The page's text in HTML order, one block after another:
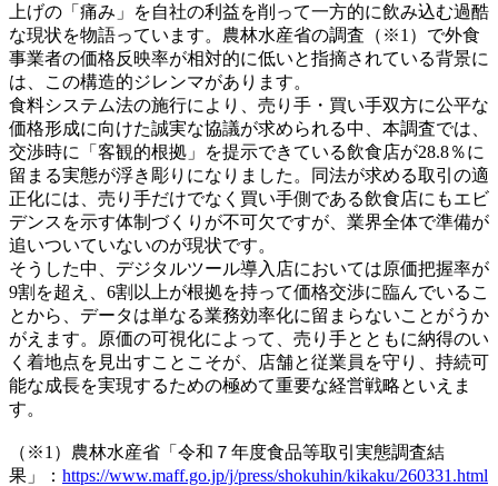
上げの「痛み」を自社の利益を削って一方的に飲み込む過酷
な現状を物語っています。農林水産省の調査（※1）で外食
事業者の価格反映率が相対的に低いと指摘されている背景に
は、この構造的ジレンマがあります。
食料システム法の施行により、売り手・買い手双方に公平な
価格形成に向けた誠実な協議が求められる中、本調査では、
交渉時に「客観的根拠」を提示できている飲食店が28.8％に
留まる実態が浮き彫りになりました。同法が求める取引の適
正化には、売り手だけでなく買い手側である飲食店にもエビ
デンスを示す体制づくりが不可欠ですが、業界全体で準備が
追いついていないのが現状です。
そうした中、デジタルツール導入店においては原価把握率が
9割を超え、6割以上が根拠を持って価格交渉に臨んでいるこ
とから、データは単なる業務効率化に留まらないことがうか
がえます。原価の可視化によって、売り手とともに納得のい
く着地点を見出すことこそが、店舗と従業員を守り、持続可
能な成長を実現するための極めて重要な経営戦略といえま
す。
（※1）農林水産省「令和７年度食品等取引実態調査結
果」： https://www.maff.go.jp/j/press/shokuhin/kikaku/260331.html